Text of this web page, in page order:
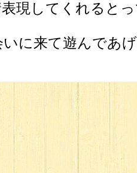
現してくれると
に来て遊んであ